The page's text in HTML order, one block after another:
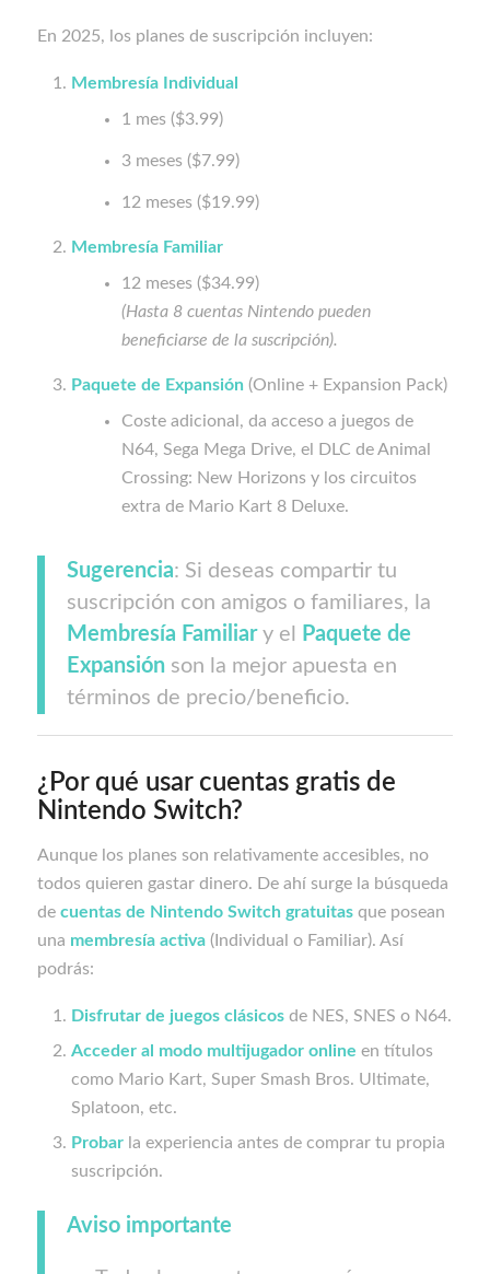
En 2025, los planes de suscripción incluyen:
Membresía Individual
1 mes ($3.99)
3 meses ($7.99)
12 meses ($19.99)
Membresía Familiar
12 meses ($34.99)
(Hasta 8 cuentas Nintendo pueden
beneficiarse de la suscripción).
Paquete de Expansión (Online + Expansion Pack)
Coste adicional, da acceso a juegos de
N64, Sega Mega Drive, el DLC de Animal
Crossing: New Horizons y los circuitos
extra de Mario Kart 8 Deluxe.
Sugerencia: Si deseas compartir tu
suscripción con amigos o familiares, la
Membresía Familiary el
Paquete de
Expansiónson la mejor apuesta en
términos de precio/beneficio.
¿Por qué usar cuentas gratis de
Nintendo Switch?
Aunque los planes son relativamente accesibles, no
todos quieren gastar dinero. De ahí surge la búsqueda
de cuentas de Nintendo Switch gratuitasque posean
una membresía activa(Individual o Familiar). Así
podrás:
Disfrutar de juegos clásicosde NES, SNES o N64.
Acceder al modo multijugador online en títulos
como Mario Kart, Super Smash Bros. Ultimate,
Splatoon, etc.
Probarla experiencia antes de comprar tu propia
suscripción.
Aviso importante